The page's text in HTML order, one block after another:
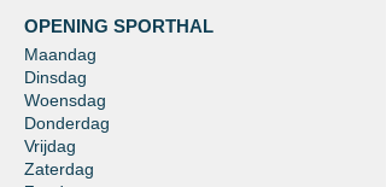
OPENING SPORTHAL
Maandag
Dinsdag
Woensdag
Donderdag
Vrijdag
Zaterdag